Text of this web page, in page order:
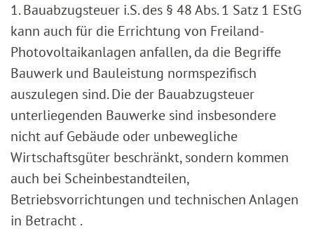
1. Bauabzugsteuer i.S. des § 48 Abs. 1 Satz 1 EStG
kann auch für die Errichtung von Freiland-
Photovoltaikanlagen anfallen, da die Begriffe
Bauwerk und Bauleistung normspezifisch
auszulegen sind. Die der Bauabzugsteuer
unterliegenden Bauwerke sind insbesondere
nicht auf Gebäude oder unbewegliche
Wirtschaftsgüter beschränkt, sondern kommen
auch bei Scheinbestandteilen,
Betriebsvorrichtungen und technischen Anlagen
in Betracht .